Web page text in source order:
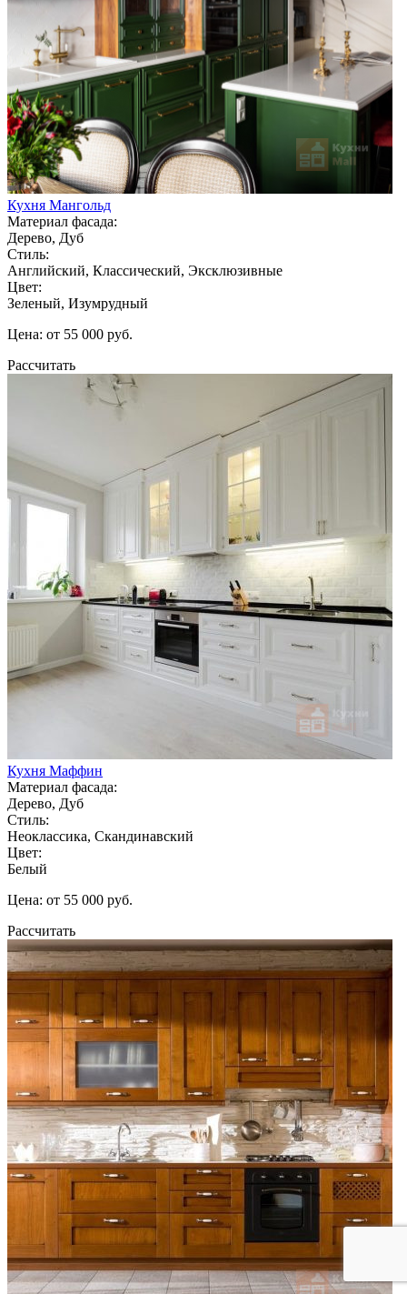
Кухня Мангольд
Материал фасада:
Дерево, Дуб
Стиль:
Английский, Классический, Эксклюзивные
Цвет:
Зеленый, Изумрудный
Цена: от 55 000 руб.
Рассчитать
Кухня Маффин
Материал фасада:
Дерево, Дуб
Стиль:
Неоклассика, Скандинавский
Цвет:
Белый
Цена: от 55 000 руб.
Рассчитать